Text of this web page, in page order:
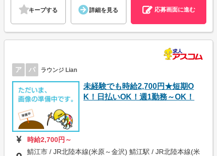
キープする 詳細を見る 応募画面に進む
ア パ ラウンジ Lian
未経験でも時給2,700円★短期O
K！日払いOK！週1勤務～OK！
時給2,700円～
鯖江市 / JR北陸本線(米原～金沢) 鯖江駅 / JR北陸本線(米